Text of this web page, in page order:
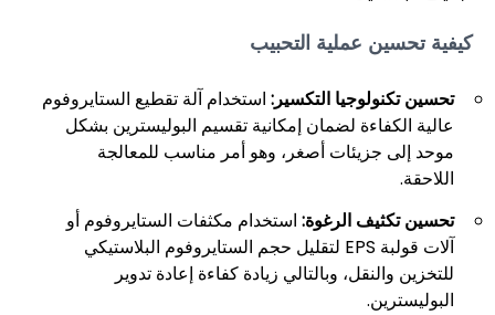
كيفية تحسين عملية التحبيب
تحسين تكنولوجيا التكسير: استخدام آلة تقطيع الستايروفوم
عالية الكفاءة لضمان إمكانية تقسيم البوليسترين بشكل
موحد إلى جزيئات أصغر، وهو أمر مناسب للمعالجة
اللاحقة.
تحسين تكثيف الرغوة: استخدام مكثفات الستايروفوم أو
آلات قولبة EPS لتقليل حجم الستايروفوم البلاستيكي
للتخزين والنقل، وبالتالي زيادة كفاءة إعادة تدوير
البوليسترين.